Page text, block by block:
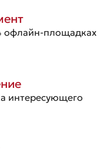
офлайн-площадках
интересующего